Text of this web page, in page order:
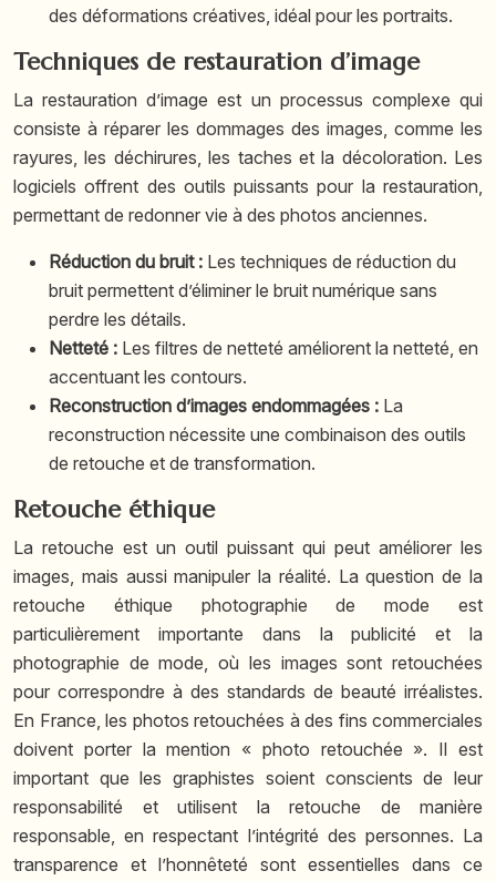
des déformations créatives, idéal pour les portraits.
Techniques de restauration d’image
La restauration d’image est un processus complexe qui
consiste à réparer les dommages des images, comme les
rayures, les déchirures, les taches et la décoloration. Les
logiciels offrent des outils puissants pour la restauration,
permettant de redonner vie à des photos anciennes.
Réduction du bruit : Les techniques de réduction du
bruit permettent d’éliminer le bruit numérique sans
perdre les détails.
Netteté : Les filtres de netteté améliorent la netteté, en
accentuant les contours.
Reconstruction d’images endommagées : La
reconstruction nécessite une combinaison des outils
de retouche et de transformation.
Retouche éthique
La retouche est un outil puissant qui peut améliorer les
images, mais aussi manipuler la réalité. La question de la
retouche éthique photographie de mode est
particulièrement importante dans la publicité et la
photographie de mode, où les images sont retouchées
pour correspondre à des standards de beauté irréalistes.
En France, les photos retouchées à des fins commerciales
doivent porter la mention « photo retouchée ». Il est
important que les graphistes soient conscients de leur
responsabilité et utilisent la retouche de manière
responsable, en respectant l’intégrité des personnes. La
transparence et l’honnêteté sont essentielles dans ce